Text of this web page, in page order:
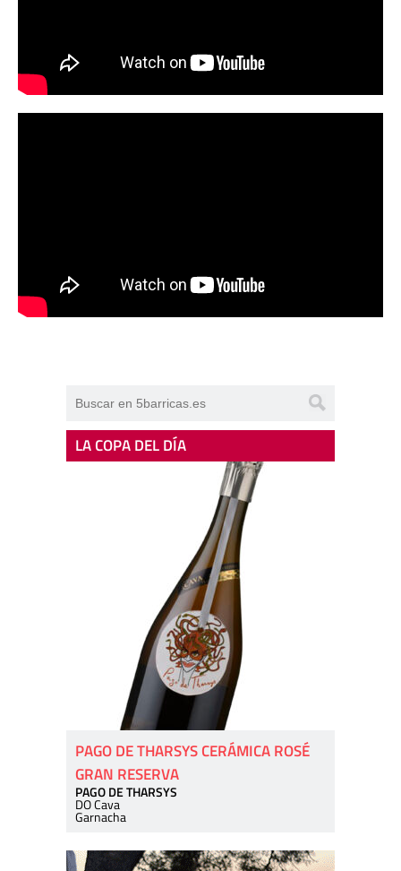
LA COPA DEL DÍA
PAGO DE THARSYS CERÁMICA ROSÉ
GRAN RESERVA
PAGO DE THARSYS
DO Cava
Garnacha